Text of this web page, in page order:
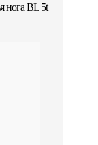
нога BL 5t